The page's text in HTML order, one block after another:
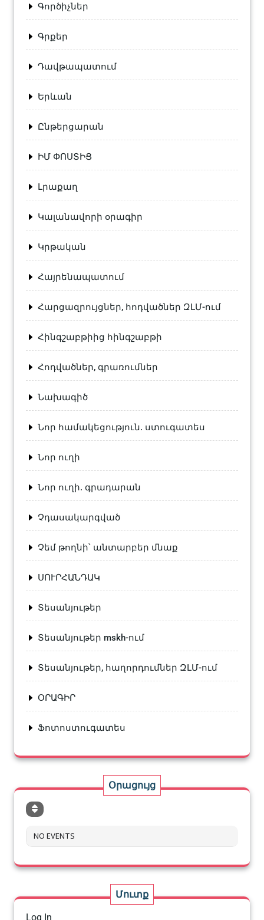
Գործիչներ
Գրքեր
Դավթապատում
Երևան
Ընթերցարան
ԻՄ ՓՈՍՏԻՑ
Լրաքաղ
Կալանավորի օրագիր
Կրթական
Հայրենապատում
Հարցազրույցներ, հոդվածներ ԶԼՄ-ում
Հինգշաբթիից հինգշաբթի
Հոդվածներ, գրառումներ
Նախագիծ
Նոր համակեցություն. ստուգատես
Նոր ուղի
Նոր ուղի. գրադարան
Չդասակարգված
Չեմ թողնի՝ անտարբեր մնաք
ՍՈՒՐՀԱՆԴԱԿ
Տեսանյութեր
Տեսանյութեր mskh-ում
Տեսանյութեր, հաղորդումներ ԶԼՄ-ում
ՕՐԱԳԻՐ
Ֆոտոստուգատես
Օրացույց
NO EVENTS
Մուտք
Log In